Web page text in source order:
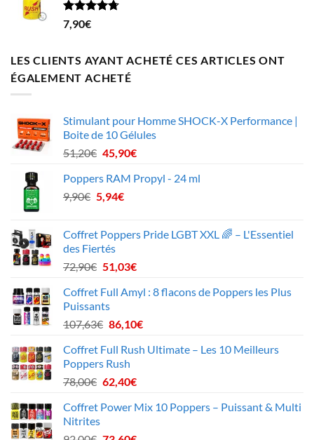
Note4.67
sur 5
7,90€
LES CLIENTS AYANT ACHETÉ CES ARTICLES ONT
ÉGALEMENT ACHETÉ
Stimulant pour Homme SHOCK-X Performance |
Boite de 10 Gélules
51,20€ Le
initial
était :
45,90€Le
actuel
Poppers RAM Propyl - 24 ml
9,90€ Le
était :
9,90€.
5,94€Le
est :
Coffret Poppers Pride LGBT XXL 🌈 – L'Essentiel
des Fiertés
72,90€ Le
initial
était :
72,90€.
51,03€Le
actuel
51,03€.
Coffret Full Amyl : 8 flacons de Poppers les Plus
Puissants
107,63€ Le
initial
était :
107,63€.
86,10€Le
actuel
Coffret Full Rush Ultimate – Les 10 Meilleurs
Poppers Rush
78,00€ Le
initial
62,40€Le
actuel
Coffret Power Mix 10 Poppers – Puissant & Multi
Nitrites